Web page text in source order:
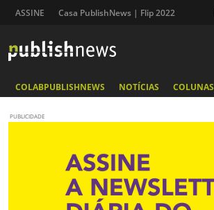
ASSINE Casa PublishNews | Flip 2022
COLABPUBLISHNEWS NOTÍCIAS COLUNAS
PUBLICIDADE